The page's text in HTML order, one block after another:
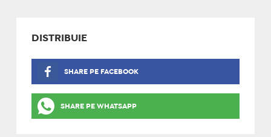
DISTRIBUIE
SHARE PE FACEBOOK
SHARE PE WHATSAPP